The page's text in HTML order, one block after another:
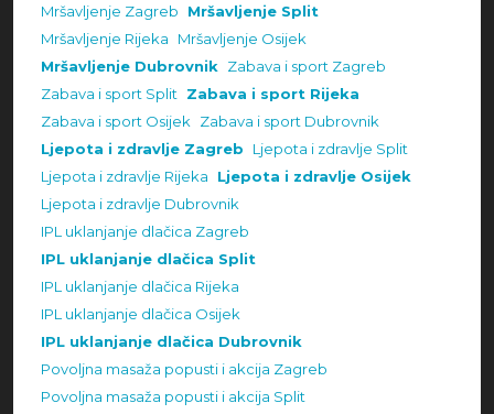
Mršavljenje Zagreb
Mršavljenje Split
Mršavljenje Rijeka
Mršavljenje Osijek
Mršavljenje Dubrovnik Zabava i sport Zagreb
Zabava i sport Split Zabava i sport Rijeka
Zabava i sport Osijek Zabava i sport Dubrovnik
Ljepota i zdravlje Zagreb
Ljepota i zdravlje Split
Ljepota i zdravlje Rijeka
Ljepota i zdravlje Osijek
Ljepota i zdravlje Dubrovnik
IPL uklanjanje dlačica Zagreb
IPL uklanjanje dlačica Split
IPL uklanjanje dlačica Rijeka
IPL uklanjanje dlačica Osijek
IPL uklanjanje dlačica Dubrovnik
Povoljna masaža popusti i akcija Zagreb
Povoljna masaža popusti i akcija Split